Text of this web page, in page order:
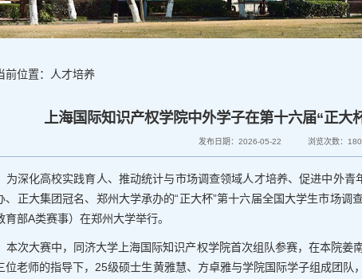
前位置：人才培养
上海国际知识产权学院中外学子在第十六届“正大
发布日期：2026-05-22 浏览次数： 180
为深化高校实践育人、推动统计与市场调查领域人才培养、促进中外
、正大集团冠名、郑州大学承办的“正大杯”第十六届全国大学生市场调
育部A类赛事）在郑州大学举行。
本次大赛中，同济大学上海国际知识产权学院首次组队参赛，在本院姜
位老师的指导下，25级硕士生黄雅慧、方卓雅与学院国际学子组成团队